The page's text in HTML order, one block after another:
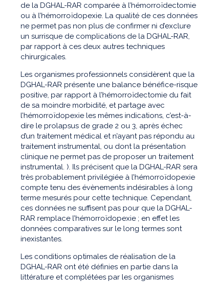
de la DGHAL-RAR comparée à l’hémorroïdectomie
ou à l’hémorroïdopexie. La qualité de ces données
ne permet pas non plus de confirmer ni d’exclure
un surrisque de complications de la DGHAL-RAR,
par rapport à ces deux autres techniques
chirurgicales.
Les organismes professionnels considèrent que la
DGHAL-RAR présente une balance bénéfice-risque
positive, par rapport à l’hémorroïdectomie du fait
de sa moindre morbidité, et partage avec
l’hémorroïdopexie les mêmes indications, c’est-à-
dire le prolapsus de grade 2 ou 3, après échec
d’un traitement médical et n’ayant pas répondu au
traitement instrumental, ou dont la présentation
clinique ne permet pas de proposer un traitement
instrumental. ). Ils précisent que la DGHAL-RAR sera
très probablement privilégiée à l’hémorroïdopexie
compte tenu des évènements indésirables à long
terme mesurés pour cette technique. Cependant,
ces données ne suffisent pas pour que la DGHAL-
RAR remplace l’hémorroïdopexie ; en effet les
données comparatives sur le long termes sont
inexistantes.
Les conditions optimales de réalisation de la
DGHAL-RAR ont été définies en partie dans la
littérature et complétées par les organismes